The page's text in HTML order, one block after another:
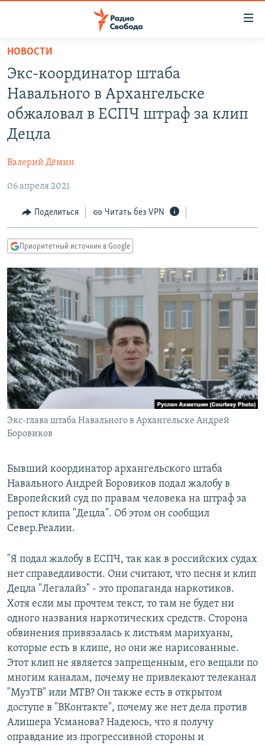
упрощенного
доступа
Вернуться
основному
содержанию
навигации
Вернутся
поиску
АВТОРСКИЕ ПРОЕКТЫ
ЦИТАТЫ СВОБОДЫ
КУЛЬТУРА
IDEL.РЕАЛИИ
КАВКАЗ.РЕАЛИИ
СИБИРЬ.РЕАЛИИ
РАСПИСАНИЕ ВЕЩАНИЯ
ПОДПИШИТЕСЬ НА РАССЫЛКУ
СОЦИАЛЬНЫЕ СЕТИ
Все сайты РСЕ/РС
НОВОСТИ
Экс-координатор штаба
Навального в Архангельске
обжаловал в ЕСПЧ штраф за клип
Децла
Валерий Дёмин
06 апреля 2021
Поделиться Читать без VPN
Приоритетный источник в Google
Экс-глава штаба Навального в Архангельске Андрей
Боровиков
Бывший координатор архангельского штаба
Навального Андрей Боровиков подал жалобу в
Европейский суд по правам человека на штраф за
репост клипа "Децла". Об этом он сообщил
Север.Реалии.
"Я подал жалобу в ЕСПЧ, так как в российских судах
нет справедливости. Они считают, что песня и клип
Децла "Легалайз" - это пропаганда наркотиков.
Хотя если мы прочтем текст, то там не будет ни
одного названия наркотических средств. Сторона
обвинения привязалась к листьям марихуаны,
которые есть в клипе, но они же нарисованные.
Этот клип не является запрещенным, его вещали по
многим каналам, почему не привлекают телеканал
"МузТВ" или МТВ? Он также есть в открытом
доступе в "ВКонтакте", почему же нет дела против
Алишера Усманова? Надеюсь, что я получу
оправдание из прогрессивной стороны и